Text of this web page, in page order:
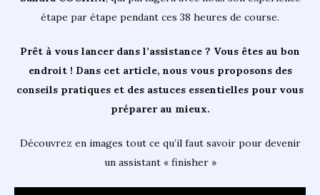
étape par étape pendant ces 38 heures de course.
Prêt à vous lancer dans l’assistance ? Vous êtes au bon
endroit ! Dans cet article, nous vous proposons des
conseils pratiques et des astuces essentielles pour vous
préparer au mieux.
Découvrez en images tout ce qu’il faut savoir pour devenir
un assistant « finisher »